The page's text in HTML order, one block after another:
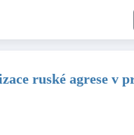
ruské agrese v